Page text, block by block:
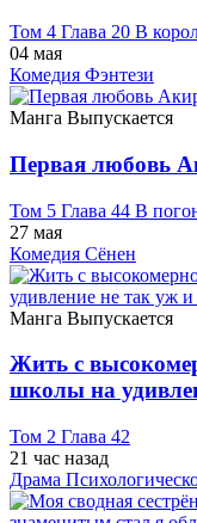
Том 4 Глава 20 В
04 мая
Комедия Фэнтези
Манга Выпускается
Первая любовь
Том 5 Глава 44 В
27 мая
Комедия Сёнен
Манга Выпускается
Жить с
школы на
Том 2 Глава 42
21 час назад
Драма